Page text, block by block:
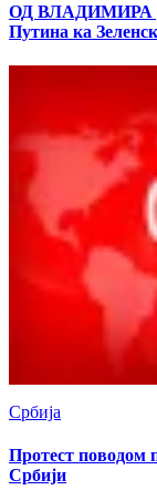
ОД ВЛАДИМИРА
Путина ка
Србија
Протест поводом
Србији